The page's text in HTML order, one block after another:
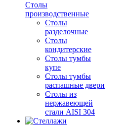
Столы
производственные
Столы
разделочные
Столы
кондитерские
Столы тумбы
купе
Столы тумбы
распашные двери
Столы из
нержавеющей
стали AISI 304